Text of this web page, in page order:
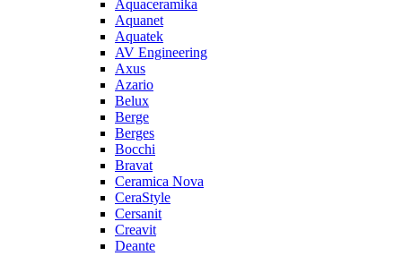
Aquaceramika
Aquanet
Aquatek
AV Engineering
Axus
Azario
Belux
Berge
Berges
Bocchi
Bravat
Ceramica Nova
CeraStyle
Cersanit
Creavit
Deante